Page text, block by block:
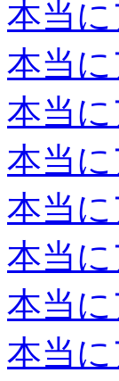
本当
本当
本当
本当
本当
本当
本当
本当